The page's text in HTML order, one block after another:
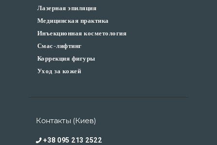
Лазерная эпиляция
Медицинская практика
Инъекционная косметология
Смас-лифтинг
Коррекция фигуры
Уход за кожей
Контакты (Киев)
+38 095 213 2522